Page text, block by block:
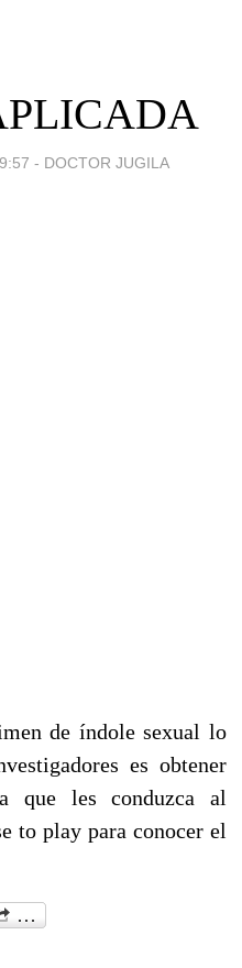
- DOCTOR JUGILA
de índole sexual lo
es obtener
que les conduzca al
to play para conocer el